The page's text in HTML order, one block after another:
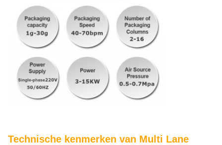
Technische kenmerken van Multi Lane